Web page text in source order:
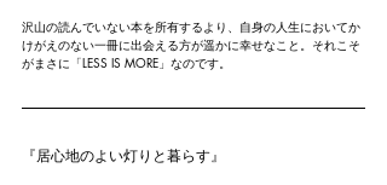
沢山の読んでいない本を所有するより、自身の人生においてか
けがえのない一冊に出会える方が遥かに幸せなこと。それこそ
がまさに「LESS IS MORE」なのです。
『居心地のよい灯りと暮らす』